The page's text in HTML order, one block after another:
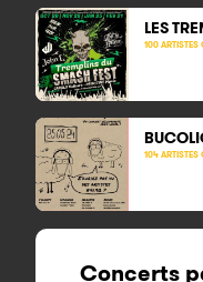
LES
100 ARTISTES
104 ARTISTES
Concerts